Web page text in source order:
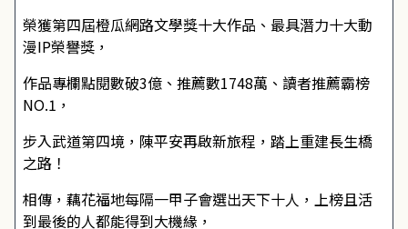
榮獲第四屆橙瓜網路文學獎十大作品、最具潛力十大動
漫IP榮譽獎，
作品專欄點閱數破3億、推薦數1748萬、讀者推薦霸榜
NO.1，
步入武道第四境，陳平安再啟新旅程，踏上重建長生橋
之路！
相傳，藕花福地每隔一甲子會選出天下十人，上榜且活
到最後的人都能得到大機緣，